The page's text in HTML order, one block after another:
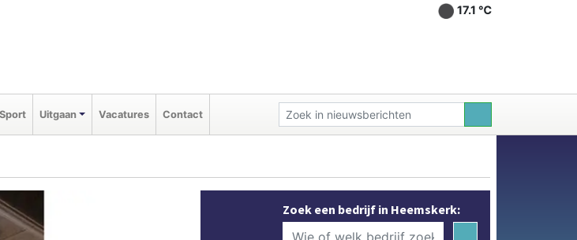
17.1 ℃
Sport Uitgaan Vacatures Contact
Zoek een bedrijf in Heemskerk: